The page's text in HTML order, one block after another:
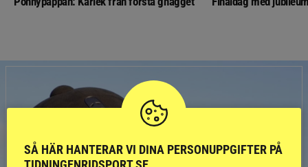
SÅ HÄR HANTERAR VI DINA PERSONUPPGIFTER PÅ